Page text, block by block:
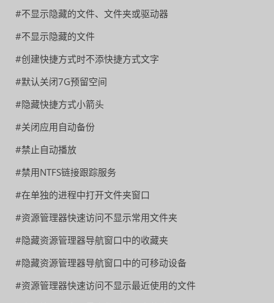
#不显示隐藏的文件、文件夹或驱动器
#不显示隐藏的文件
#创建快捷方式时不添快捷方式文字
#默认关闭7G预留空间
#隐藏快捷方式小箭头
#关闭应用自动备份
#禁止自动播放
#禁用NTFS链接跟踪服务
#在单独的进程中打开文件夹窗口
#资源管理器快速访问不显示常用文件夹
#隐藏资源管理器导航窗口中的收藏夹
#隐藏资源管理器导航窗口中的可移动设备
#资源管理器快速访问不显示最近使用的文件